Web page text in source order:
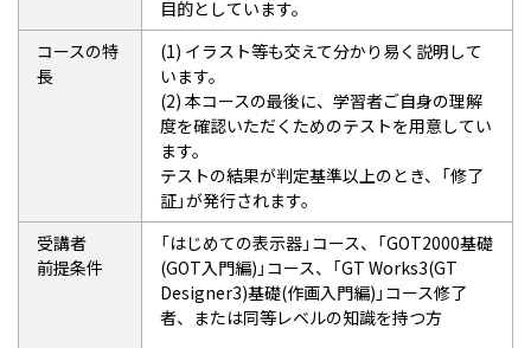
目的としています。
コースの特
長
(1) イラスト等も交えて分かり易く説明して
います。
(2) 本コースの最後に、学習者ご自身の理解
度を確認いただくためのテストを用意してい
ます。
テストの結果が判定基準以上のとき、「修了
証」が発行されます。
受講者
前提条件
「はじめての表示器」コース、「GOT2000基礎
(GOT入門編)」コース、「GT Works3(GT
Designer3)基礎(作画入門編)」コース修了
者、または同等レベルの知識を持つ方